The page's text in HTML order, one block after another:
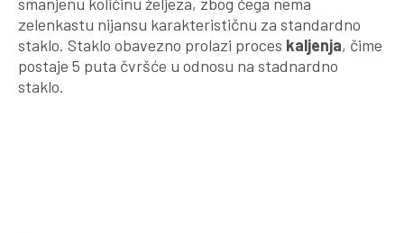
zelenkastu nijansu karakterističnu za standardno
staklo. Staklo obavezno prolazi proces kaljenja, čime
postaje 5 puta čvršće u odnosu na stadnardno
staklo.